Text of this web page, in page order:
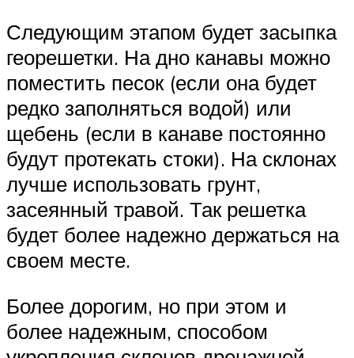
Следующим этапом будет засыпка
георешетки. На дно канавы можно
поместить песок (если она будет
редко заполняться водой) или
щебень (если в канаве постоянно
будут протекать стоки). На склонах
лучше использовать грунт,
засеянный травой. Так решетка
будет более надежно держаться на
своем месте.
Более дорогим, но при этом и
более надежным, способом